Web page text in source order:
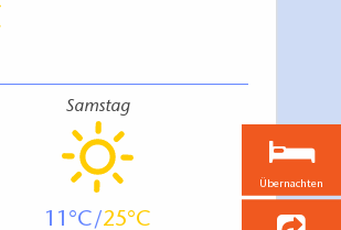
Samstag
11 25
Übernachten